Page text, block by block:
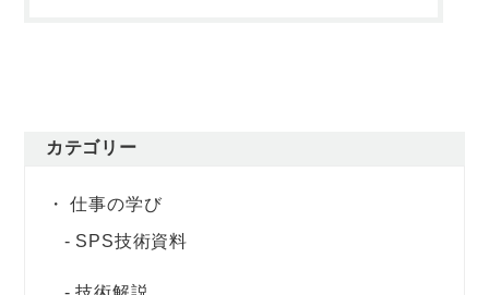
カテゴリー
仕事の学び
SPS技術資料